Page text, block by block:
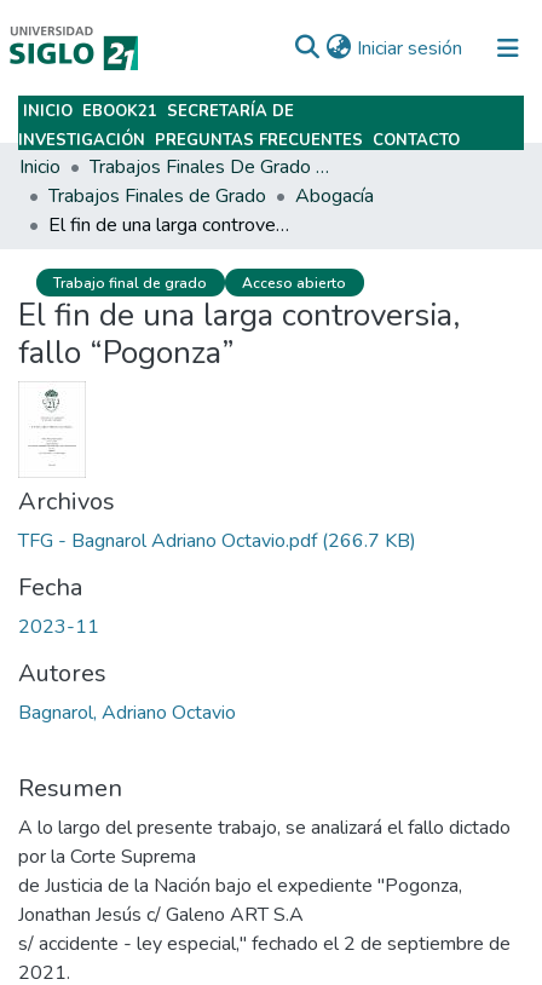
Iniciar sesión (current)
Subir
INICIO EBOOK21 SECRETARÍA DE
INVESTIGACIÓN PREGUNTAS FRECUENTES CONTACTO
Inicio
Trabajos Finales De Grado Y Posgrado
Trabajos Finales de Grado
Abogacía
El fin de una larga controversia, fallo “Pogonza”
Trabajo final de grado Acceso abierto
El fin de una larga controversia,
fallo “Pogonza”
Archivos
TFG - Bagnarol Adriano Octavio.pdf(266.7 KB)
Fecha
2023-11
Autores
Bagnarol, Adriano Octavio
Resumen
A lo largo del presente trabajo, se analizará el fallo dictado
por la Corte Suprema
de Justicia de la Nación bajo el expediente "Pogonza,
Jonathan Jesús c/ Galeno ART S.A
s/ accidente - ley especial," fechado el 2 de septiembre de
2021.